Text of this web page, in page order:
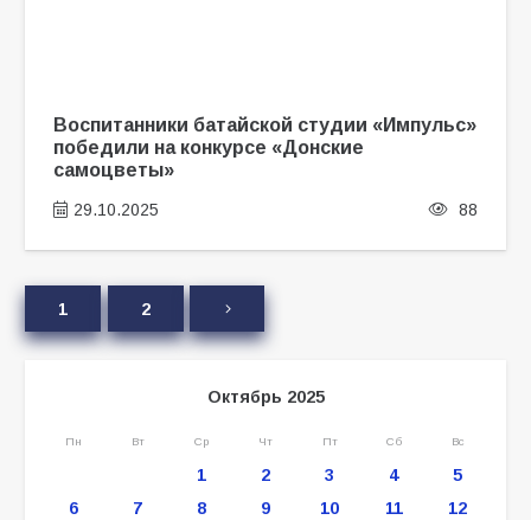
Воспитанники батайской студии «Импульс»
победили на конкурсе «Донские
самоцветы»
29.10.2025 88
1 2
Октябрь 2025
Пн Вт Ср Чт Пт Сб Вс
1 2 3 4
5
6
7 8 9 10 11
12